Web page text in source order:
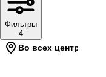
Фильтры
4
Во всех центрах